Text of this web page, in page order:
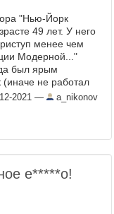
"Нью-Йорк
49 лет. У него
менее чем
Модерной..."
был ярым
(иначе не работал
газетёнке,
2021 — a_nikonov
е​*****о!